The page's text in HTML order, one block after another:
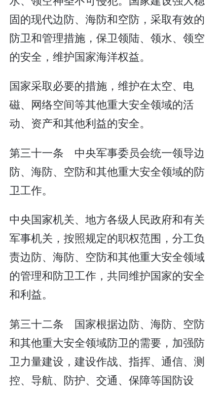
固的现代边防、海防和空防，采取有效的
防卫和管理措施，保卫领陆、领水、领空
的安全，维护国家海洋权益。
国家采取必要的措施，维护在太空、电
磁、网络空间等其他重大安全领域的活
动、资产和其他利益的安全。
第三十一条 中央军事委员会统一领导边
防、海防、空防和其他重大安全领域的防
卫工作。
中央国家机关、地方各级人民政府和有关
军事机关，按照规定的职权范围，分工负
责边防、海防、空防和其他重大安全领域
的管理和防卫工作，共同维护国家的安全
和利益。
第三十二条 国家根据边防、海防、空防
和其他重大安全领域防卫的需要，加强防
卫力量建设，建设作战、指挥、通信、测
控、导航、防护、交通、保障等国防设